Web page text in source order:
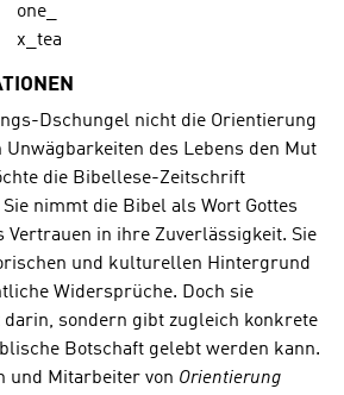
Dschungel nicht die Orientierung
des Lebens den Mut
die Bibellese-Zeitschrift
Sie nimmt die Bibel als Wort Gottes
Vertrauen in ihre Zuverlässigkeit. Sie
und kulturellen Hintergrund
Widersprüche. Doch sie
sondern gibt zugleich konkrete
Botschaft gelebt werden kann.
und Mitarbeiter von Orientierung